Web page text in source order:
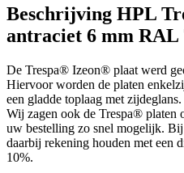
Beschrijving HPL
antraciet 6 mm RAL
De Trespa® Izeon® plaat werd
Hiervoor worden de platen
een gladde toplaag met zijdeglans.
Wij zagen ook de Trespa® platen
uw bestelling zo snel mogelijk.
daarbij rekening houden met een
10%.